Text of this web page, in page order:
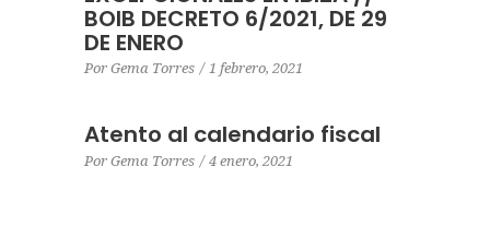
BOIB DECRETO 6/2021, DE 29
DE ENERO
Por Gema Torres 1 febrero, 2021
Atento al calendario fiscal
Por Gema Torres 4 enero, 2021